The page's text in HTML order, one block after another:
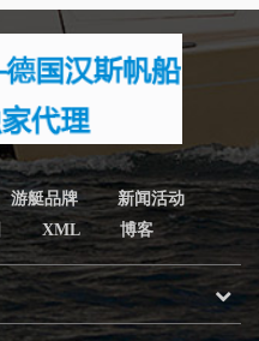
游艇品牌
新闻活动
XML 博客